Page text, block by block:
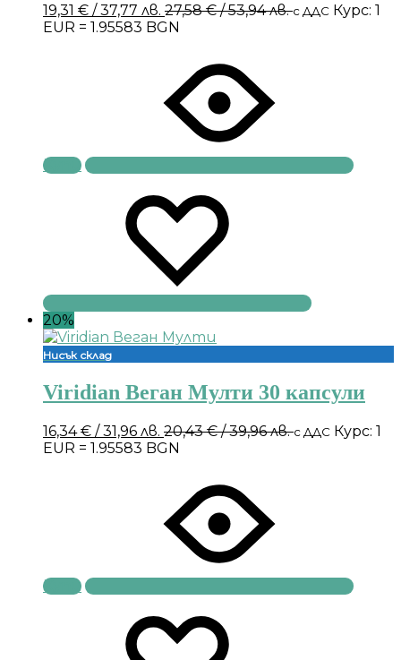
19,31 € / 37,77 лв. 27,58€/ 53,94 лв.с ДДС Курс: 1
EUR = 1.95583 BGN
Купи
20%
Нисък склад
Viridian Веган Мулти 30 капсули
16,34€ / 31,96 лв. 20,43€/ 39,96 лв.с ДДС Курс: 1
EUR = 1.95583 BGN
Купи